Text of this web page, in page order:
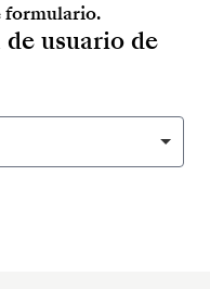
formulario.
usuario de